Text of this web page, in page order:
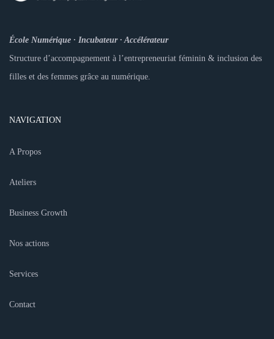
École Numérique · Incubateur · Accélérateur
Structure d’accompagnement à l’entrepreneuriat féminin & inclusion des
filles et des femmes grâce au numérique.
NAVIGATION
A Propos
Ateliers
Business Growth
Nos actions
Services
Contact